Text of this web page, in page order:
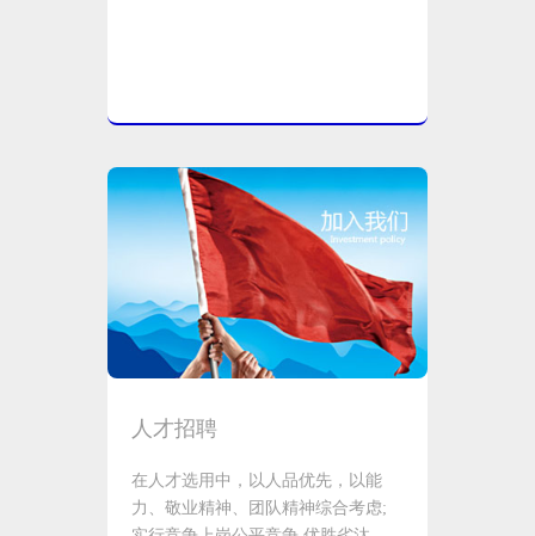
人才招聘
在人才选用中，以人品优先，以能
力、敬业精神、团队精神综合考虑;